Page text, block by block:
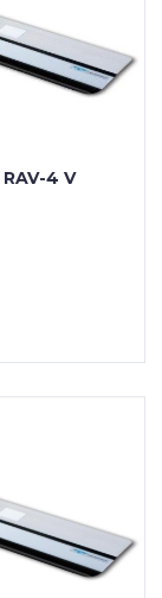
4 V